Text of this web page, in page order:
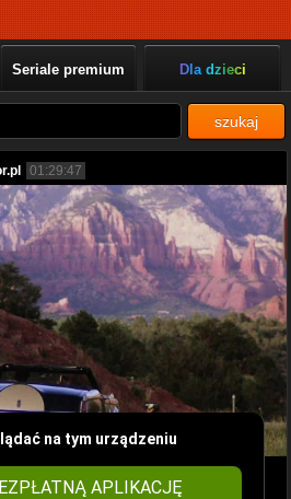
Seriale premium Dla dzieci
szukaj
01:29:47
na tym urządzeniu
APLIKACJĘ